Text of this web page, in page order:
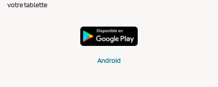
votre tablette
Android